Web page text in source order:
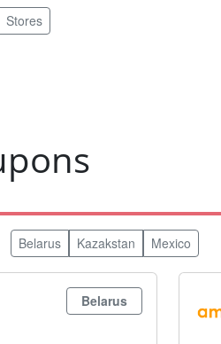
Stores
Belarus Kazakstan Mexico
Belarus